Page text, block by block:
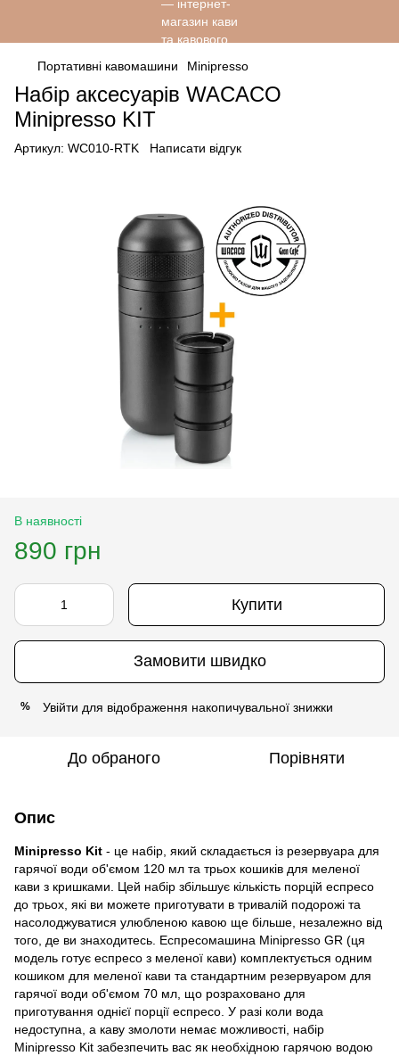
Портативні кавомашини Minipresso
Набір аксесуарів WACACO
Minipresso KIT
Артикул: WC010-RTK Написати відгук
В наявності
890 грн
Купити
Замовити швидко
% Увійти для відображення накопичувальної знижки
До обраного Порівняти
Опис
Minipresso Kit - це набір, який складається із резервуара для
гарячої води об'ємом 120 мл та трьох кошиків для меленої
кави з кришками. Цей набір збільшує кількість порцій еспресо
до трьох, які ви можете приготувати в тривалій подорожі та
насолоджуватися улюбленою кавою ще більше, незалежно від
того, де ви знаходитесь. Еспресомашина Minipresso GR (ця
модель готує еспресо з меленої кави) комплектується одним
кошиком для меленої кави та стандартним резервуаром для
гарячої води об'ємом 70 мл, що розраховано для
приготування однієї порції еспресо. У разі коли вода
недоступна, а каву змолоти немає можливості, набір
Minipresso Kit забезпечить вас як необхідною гарячою водою